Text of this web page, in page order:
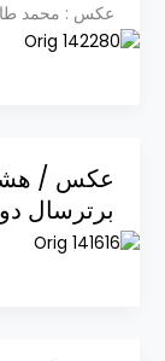
عکس : محمد
عکس /
برترسال